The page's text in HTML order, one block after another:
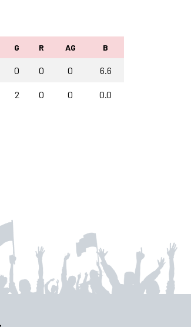
G R AG B
0 0 0 6.6
2 0 0 0.0